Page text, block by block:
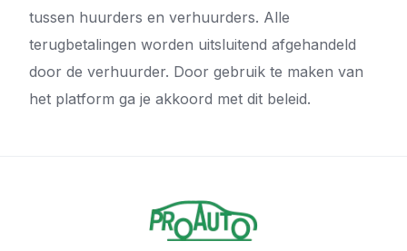
tussen huurders en verhuurders. Alle
terugbetalingen worden uitsluitend afgehandeld
door de verhuurder. Door gebruik te maken van
het platform ga je akkoord met dit beleid.